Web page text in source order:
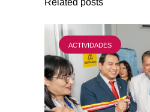
Related posts
ACTIVIDADES